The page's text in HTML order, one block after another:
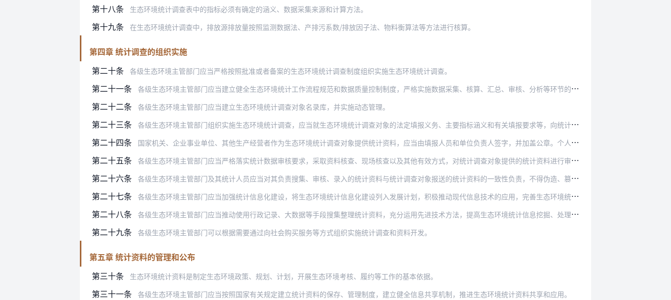
第十八条 生态环境统计调查表中的指标必须有确定的涵义、数据采集来源和计算方法。
第十九条 在生态环境统计调查中，排放源排放量按照监测数据法、产排污系数/排放因子法、物料衡算法等方法进行核算。
第四章 统计调查的组织实施
第二十条
各级生态环境主管部门应当严格按照批准或者备案的生态环境统计调查制度组织实施生态环境统计调查。
第二十一条 各级生态环境主管部门应当建立健全生态环境统计工作流程规范和数据质量控制制度，严格实施数据采集、核算、汇总、审核、分析等环节的全流程质量控制。
第二十二条 各级生态环境主管部门应当建立生态环境统计调查对象名录库，并实施动态管理。
第二十三条 各级生态环境主管部门组织实施生态环境统计调查，应当就生态环境统计调查对象的法定填报义务、主要指标涵义和有关填报要求等，向统计调查对象作出说明。
第二十四条 国家机关、企业事业单位、其他生产经营者作为生态环境统计调查对象提供统计资料，应当由填报人员和单位负责人签字，并加盖公章。个人作为生态环境统计调查对象提供统计资料…
第二十五条 各级生态环境主管部门应当严格落实统计数据审核要求，采取资料核查、现场核查以及其他有效方式，对统计调查对象提供的统计资料进行审核。统计资料不完整或者存在明显错误的…
第二十六条 各级生态环境主管部门及其统计人员应当对其负责搜集、审核、录入的统计资料与统计调查对象报送的统计资料的一致性负责，不得伪造、篡改统计资料，不得要求统计调查对象或者…
第二十七条 各级生态环境主管部门应当加强统计信息化建设，将生态环境统计信息化建设列入发展计划，积极推动现代信息技术的应用，完善生态环境统计信息系统，推进统计信息搜集、处理、…
第二十八条 各级生态环境主管部门应当推动使用行政记录、大数据等手段搜集整理统计资料，充分运用先进技术方法，提高生态环境统计信息挖掘、处理和分析能力，提供多样化统计产品，提升…
第二十九条 各级生态环境主管部门可以根据需要通过向社会购买服务等方式组织实施统计调查和资料开发。
第五章 统计资料的管理和公布
第三十条
生态环境统计资料是制定生态环境政策、规划、计划，开展生态环境考核、履约等工作的基本依据。
第三十一条 各级生态环境主管部门应当按照国家有关规定建立统计资料的保存、管理制度，建立健全信息共享机制，推进生态环境统计资料共享和应用。